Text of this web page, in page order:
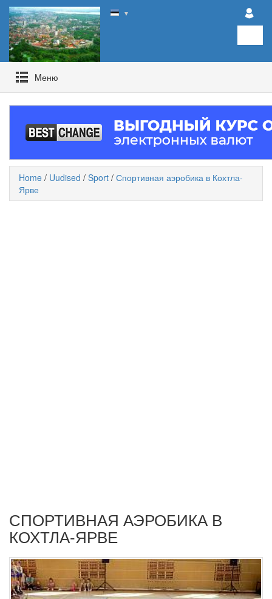
▼
Mеню
Home / Uudised / Sport / Спортивная аэробика в Кохтла-
Ярве
СПОРТИВНАЯ АЭРОБИКА В
КОХТЛА-ЯРВЕ